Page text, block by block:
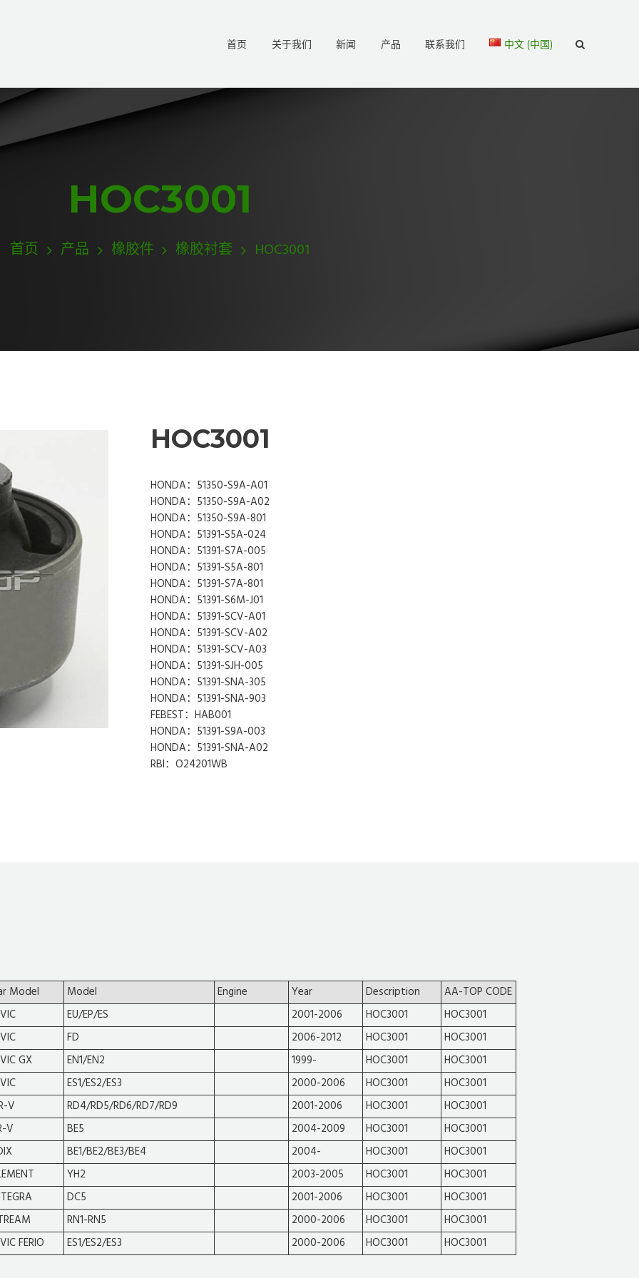
首页 关于我们 新闻 产品 联系我们 中文 (中国)
HOC3001
首页 产品 橡胶件 橡胶衬套 HOC3001
HOC3001
HONDA：51350-S9A-A01
HONDA：51350-S9A-A02
HONDA：51350-S9A-801
HONDA：51391-S5A-024
HONDA：51391-S7A-005
HONDA：51391-S5A-801
HONDA：51391-S7A-801
HONDA：51391-S6M-J01
HONDA：51391-SCV-A01
HONDA：51391-SCV-A02
HONDA：51391-SCV-A03
HONDA：51391-SJH-005
HONDA：51391-SNA-305
HONDA：51391-SNA-903
FEBEST：HAB001
HONDA：51391-S9A-003
HONDA：51391-SNA-A02
RBI：O24201WB
Model Model Engine Year Description
AA-TOP CODE
EU/EP/ES 2001-2006 HOC3001
HOC3001
FD 2006-2012 HOC3001
HOC3001
GX
EN1/EN2 1999- HOC3001
HOC3001
ES1/ES2/ES3 2000-2006 HOC3001
HOC3001
V
RD4/RD5/RD6/RD7/RD9 2001-2006 HOC3001
HOC3001
V
BE5 2004-2009 HOC3001
HOC3001
BE1/BE2/BE3/BE4 2004- HOC3001
HOC3001
YH2 2003-2005 HOC3001
HOC3001
DC5 2001-2006 HOC3001
HOC3001
RN1-RN5 2000-2006 HOC3001
HOC3001
FERIO
ES1/ES2/ES3 2000-2006 HOC3001 HOC3001